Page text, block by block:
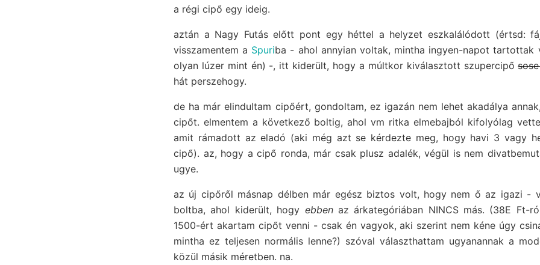
a régi cipő egy ideig.
aztán a Nagy Futás előtt pont egy héttel a helyzet eszkalálódott (értsd:
visszamentem a Spuriba - ahol annyian voltak, mintha ingyen-napot tartottak
olyan lúzer mint én) -, itt kiderült, hogy a múltkor kiválasztott szupercipő
hát perszehogy.
de ha már elindultam cipőért, gondoltam, ez igazán nem lehet akadálya
cipőt. elmentem a következő boltig, ahol vm ritka elmebajból kifolyólag
amit rámadott az eladó (aki még azt se kérdezte meg, hogy havi 3 vagy
cipő). az, hogy a cipő ronda, már csak plusz adalék, végül is nem
ugye.
az új cipőről másnap délben már egész biztos volt, hogy nem ő az igazi -
boltba, ahol kiderült, hogy ebbenaz árkategóriában NINCS más. (38E Ft-
1500-ért akartam cipőt venni - csak én vagyok, aki szerint nem kéne úgy
mintha ez teljesen normális lenne?) szóval választhattam ugyanannak a
közül másik méretben. na.